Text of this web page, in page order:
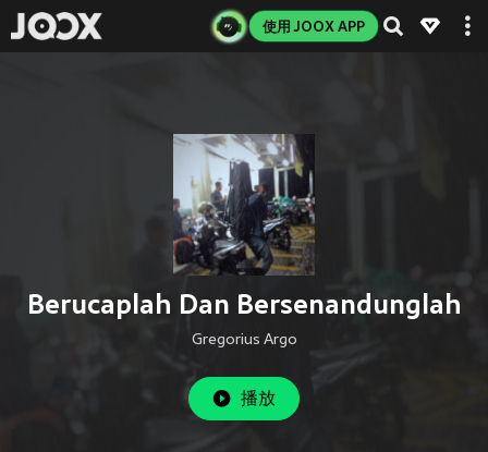
使用 JOOX APP
Berucaplah Dan Bersenandunglah
Gregorius Argo
播放